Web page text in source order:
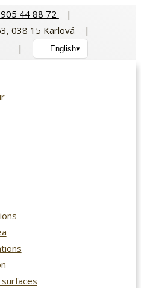
44 88 72
|
038 15 Karlová |
| English▾